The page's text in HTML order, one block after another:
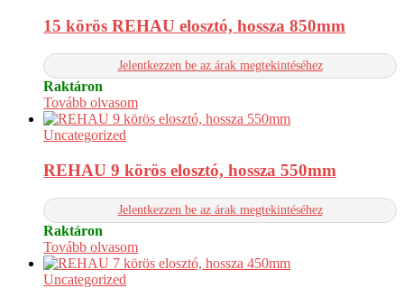
15 körös REHAU elosztó, hossza 850mm
Jelentkezzen be az árak megtekintéséhez
Raktáron
Tovább olvasom
Uncategorized
REHAU 9 körös elosztó, hossza 550mm
Jelentkezzen be az árak megtekintéséhez
Raktáron
Tovább olvasom
Uncategorized